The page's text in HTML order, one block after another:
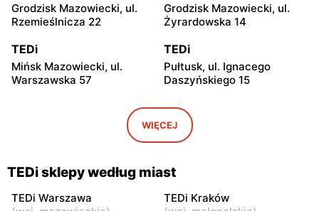
Grodzisk Mazowiecki, ul.
Rzemieślnicza 22
Grodzisk Mazowiecki, ul.
Żyrardowska 14
TEDi
Mińsk Mazowiecki, ul.
Warszawska 57
TEDi
Pułtusk, ul. Ignacego
Daszyńskiego 15
TEDi
Rawa Mazowiecka, ul.
Targowa 8
TEDi
Łowicz, ul. Władysława
Broniewskiego 11
TEDi
WIĘCEJ
TEDi sklepy według miast
TEDi Warszawa
TEDi Kraków